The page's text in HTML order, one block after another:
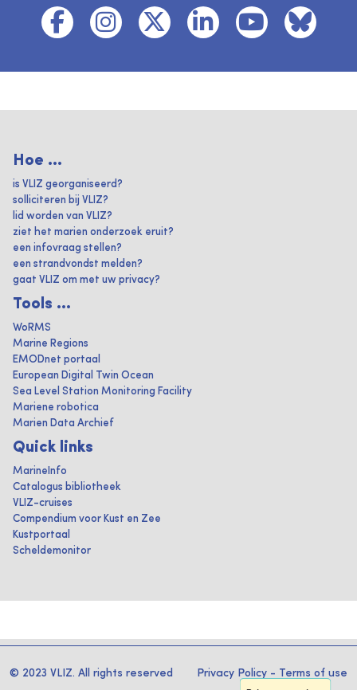
Hoe ...
is VLIZ georganiseerd?
solliciteren bij VLIZ?
lid worden van VLIZ?
ziet het marien onderzoek eruit?
een infovraag stellen?
een strandvondst melden?
gaat VLIZ om met uw privacy?
Tools ...
WoRMS
Marine Regions
EMODnet portaal
European Digital Twin Ocean
Sea Level Station Monitoring Facility
Mariene robotica
Marien Data Archief
Quick links
MarineInfo
Catalogus bibliotheek
VLIZ-cruises
Compendium voor Kust en Zee
Kustportaal
Scheldemonitor
© 2023 VLIZ. All rights reserved Privacy Policy - Terms of use